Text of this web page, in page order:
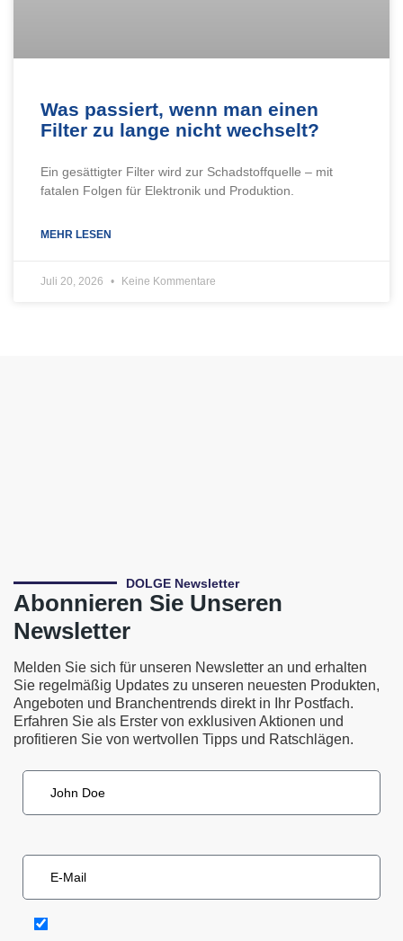
Was passiert, wenn man einen
Filter zu lange nicht wechselt?
Ein gesättigter Filter wird zur Schadstoffquelle – mit
fatalen Folgen für Elektronik und Produktion.
MEHR LESEN
Juli 20, 2026 Keine Kommentare
DOLGE Newsletter
Abonnieren Sie Unseren
Newsletter
Melden Sie sich für unseren Newsletter an und erhalten
Sie regelmäßig Updates zu unseren neuesten Produkten,
Angeboten und Branchentrends direkt in Ihr Postfach.
Erfahren Sie als Erster von exklusiven Aktionen und
profitieren Sie von wertvollen Tipps und Ratschlägen.